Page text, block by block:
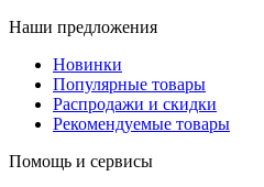
Наши предложения
Новинки
Популярные товары
Распродажи и скидки
Рекомендуемые товары
Помощь и сервисы